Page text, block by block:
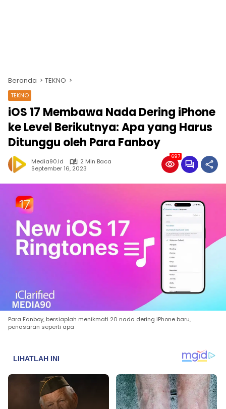
Beranda TEKNO
TEKNO
iOS 17 Membawa Nada Dering iPhone
ke Level Berikutnya: Apa yang Harus
Ditunggu oleh Para Fanboy
Media90.id
2 Min Baca
September 16, 2023
697
Para Fanboy, bersiaplah menikmati 20 nada dering iPhone baru,
penasaran seperti apa